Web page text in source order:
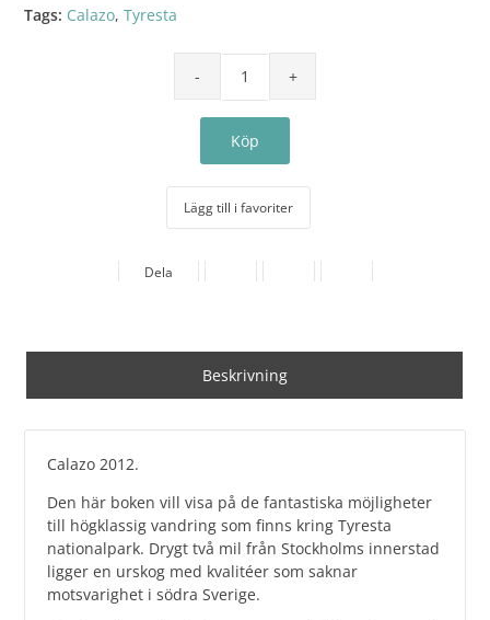
Tags: Calazo,Tyresta
Lägg till i favoriter
Dela
Beskrivning
Calazo 2012.
Den här boken vill visa på de fantastiska möjligheter
till högklassig vandring som finns kring Tyresta
nationalpark. Drygt två mil från Stockholms innerstad
ligger en urskog med kvalitéer som saknar
motsvarighet i södra Sverige.